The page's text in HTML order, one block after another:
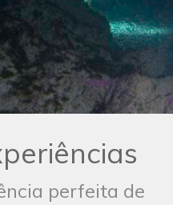
perfeita de